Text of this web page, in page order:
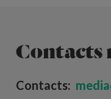
Contacts
Contacts: